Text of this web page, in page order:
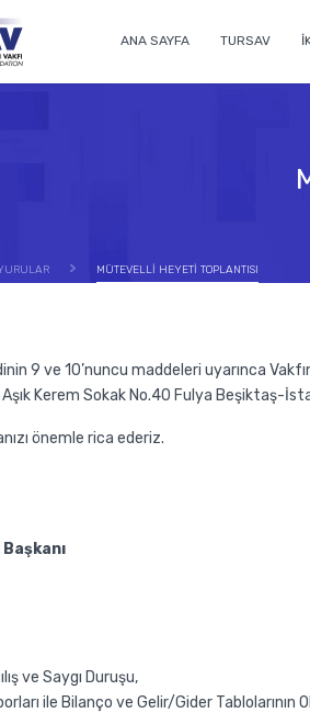
ANA SAYFA TURSAV
MÜTEVELLİ HEYETİ TOPLANTISI
9 ve 10’nuncu maddeleri uyarınca
Kerem Sokak No.40 Fulya Beşiktaş-
önemle rica ederiz.
ve Saygı Duruşu,
ile Bilanço ve Gelir/Gider Tablolarının